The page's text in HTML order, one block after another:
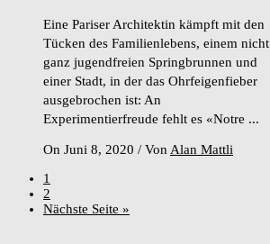
Eine Pariser Architektin kämpft mit den
Tücken des Familienlebens, einem nicht
ganz jugendfreien Springbrunnen und
einer Stadt, in der das Ohrfeigenfieber
ausgebrochen ist: An
Experimentierfreude fehlt es «Notre ...
On Juni 8, 2020 / Von Alan Mattli
1
2
Nächste Seite »